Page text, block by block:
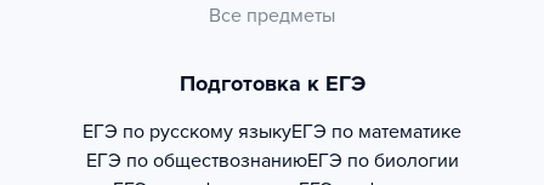
Все предметы
Подготовка к ЕГЭ
ЕГЭ по русскому языкуЕГЭ по математике
ЕГЭ по обществознаниюЕГЭ по биологии